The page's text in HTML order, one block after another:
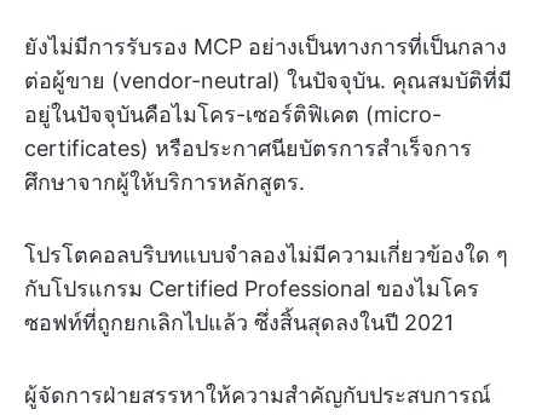
ยังไม่มีการรับรอง MCP อย่างเป็นทางการที่เป็นกลาง
ต่อผู้ขาย (vendor-neutral) ในปัจจุบัน. คุณสมบัติที่มี
อยู่ในปัจจุบันคือไมโคร-เซอร์ติฟิเคต (micro-
certificates) หรือประกาศนียบัตรการสำเร็จการ
ศึกษาจากผู้ให้บริการหลักสูตร.
โปรโตคอลบริบทแบบจำลองไม่มีความเกี่ยวข้องใด ๆ
กับโปรแกรม Certified Professional ของไมโคร
ซอฟท์ที่ถูกยกเลิกไปแล้ว ซึ่งสิ้นสุดลงในปี 2021
ผู้จัดการฝ่ายสรรหาให้ความสำคัญกับประสบการณ์